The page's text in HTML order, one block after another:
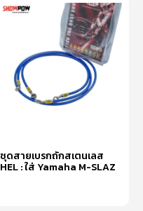
ชุดสายเบรกถักสเตนเลส
HEL : ใส่ Yamaha M-SLAZ